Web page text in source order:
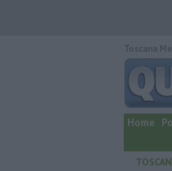
quotidiano
Home